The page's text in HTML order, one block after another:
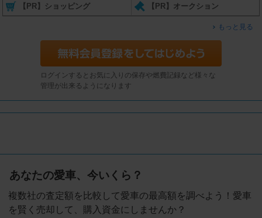
【PR】ショッピング 【PR】オークション
もっと見る
ログインするとお気に入りの保存や燃費記録など様々な
管理が出来るようになります
あなたの愛車、今いくら？
複数社の査定額を比較して愛車の最高額を調べよう！愛車
を賢く売却して、購入資金にしませんか？